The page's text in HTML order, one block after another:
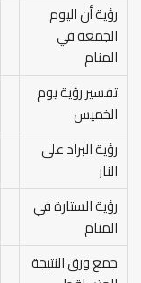
رؤية أن اليوم
الجمعة في
المنام
تفسير رؤية يوم
الخميس
رؤية البراد على
النار
رؤية الستارة في
المنام
جمع ورق النتيجة